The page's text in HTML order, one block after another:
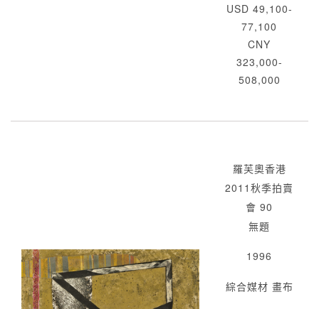
USD 49,100-
77,100
CNY
323,000-
508,000
羅芙奧香港
2011秋季拍賣
會 90
無題
1996
綜合媒材 畫布